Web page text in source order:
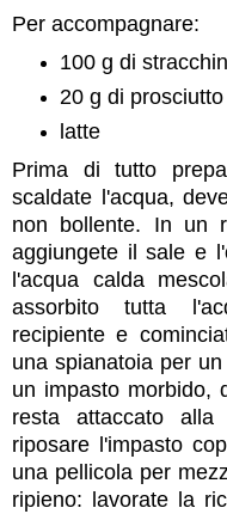
Per accompagnare:
100 g di
20 g di
latte
Prima di tutto
scaldate l'acqua,
non bollente. In un
aggiungete il sale e
l'acqua calda
assorbito tutta
recipiente e
una spianatoia per
un impasto morbido,
resta attaccato
riposare l'impasto
una pellicola per
ripieno: lavorate la